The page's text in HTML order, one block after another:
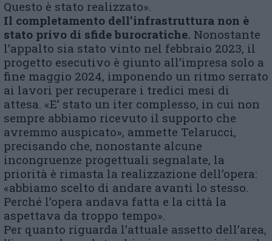
Questo è stato realizzato».
Il completamento dell’infrastruttura non è
stato privo di sfide burocratiche. Nonostante
l’appalto sia stato vinto nel febbraio 2023, il
progetto esecutivo è giunto all’impresa solo a
fine maggio 2024, imponendo un ritmo serrato
ai lavori per recuperare i tredici mesi di
attesa. «E’ stato un iter complesso, in cui non
sempre abbiamo ricevuto il supporto che
avremmo auspicato», ammette Telarucci,
precisando che, nonostante alcune
incongruenze progettuali segnalate, la
priorità è rimasta la realizzazione dell’opera:
«abbiamo scelto di andare avanti lo stesso.
Perché l’opera andava fatta e la città la
aspettava da troppo tempo».
Per quanto riguarda l’attuale assetto dell’area,